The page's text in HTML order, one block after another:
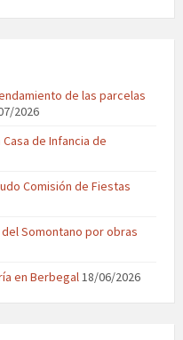
de las parcelas
2026
de Infancia de
Comisión de Fiestas
Somontano por obras
en Berbegal18/06/2026